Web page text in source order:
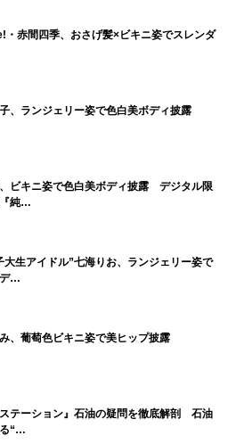
・赤間四季、おさげ髪×ビキニ姿でスレンダ
、ランジェリー姿で色白美ボディ披露
ビキニ姿で色白美ボディ披露 デジタル限
純…
大生アイドル”七海りお、ランジェリー姿で
…
、葡萄色ビキニ姿で美ヒップ披露
ステーション』石油の疑問を徹底解剖 石油
“…